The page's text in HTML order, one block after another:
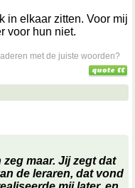
in elkaar zitten. Voor mij
voor hun niet.
met de juiste woorden?
maar. Jij zegt dat
de leraren, dat vond